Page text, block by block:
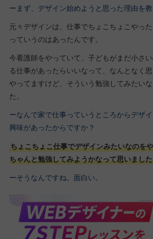
ーまず、デザイン始めようと思った理由を教
元々デザインは、仕事でちょこちょこやっ
っていうのはあったんです。
今看護師をやっていて、子どもがまだ小さ
る仕事があったらいいなって、なんとなく
やってますけど、そういう勉強してみたい
た。
ーなんで家で仕事っていうところからデザ
興味があったからですか？
ちょこちょこ仕事でデザインみたいなのを
ちゃんと勉強してみようかなって思いまし
ーそうなんですね。面白い。